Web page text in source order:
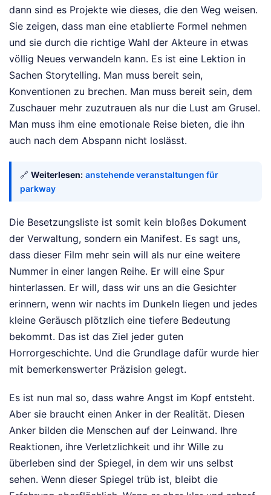
dann sind es Projekte wie dieses, die den Weg weisen.
Sie zeigen, dass man eine etablierte Formel nehmen
und sie durch die richtige Wahl der Akteure in etwas
völlig Neues verwandeln kann. Es ist eine Lektion in
Sachen Storytelling. Man muss bereit sein,
Konventionen zu brechen. Man muss bereit sein, dem
Zuschauer mehr zuzutrauen als nur die Lust am Grusel.
Man muss ihm eine emotionale Reise bieten, die ihn
auch nach dem Abspann nicht loslässt.
🔗 Weiterlesen: anstehende veranstaltungen für
parkway
Die Besetzungsliste ist somit kein bloßes Dokument
der Verwaltung, sondern ein Manifest. Es sagt uns,
dass dieser Film mehr sein will als nur eine weitere
Nummer in einer langen Reihe. Er will eine Spur
hinterlassen. Er will, dass wir uns an die Gesichter
erinnern, wenn wir nachts im Dunkeln liegen und jedes
kleine Geräusch plötzlich eine tiefere Bedeutung
bekommt. Das ist das Ziel jeder guten
Horrorgeschichte. Und die Grundlage dafür wurde hier
mit bemerkenswerter Präzision gelegt.
Es ist nun mal so, dass wahre Angst im Kopf entsteht.
Aber sie braucht einen Anker in der Realität. Diesen
Anker bilden die Menschen auf der Leinwand. Ihre
Reaktionen, ihre Verletzlichkeit und ihr Wille zu
überleben sind der Spiegel, in dem wir uns selbst
sehen. Wenn dieser Spiegel trüb ist, bleibt die